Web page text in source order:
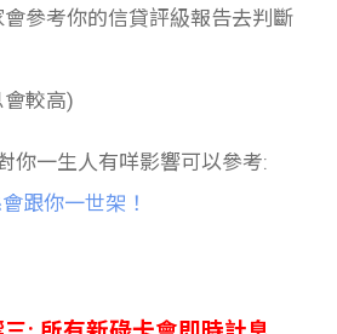
參考你的信貸評級報告去判斷
會較高)
你一生人有咩影響可以參考:
跟你一世架！